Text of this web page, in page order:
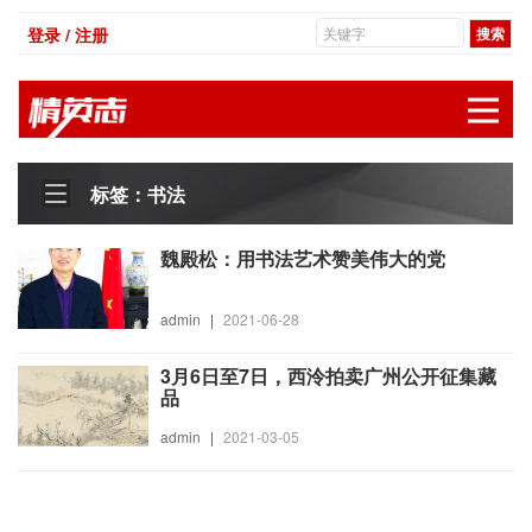
登录 / 注册
标签：书法
魏殿松：用书法艺术赞美伟大的党
admin | 2021-06-28
3月6日至7日，西泠拍卖广州公开征集藏
品
admin | 2021-03-05